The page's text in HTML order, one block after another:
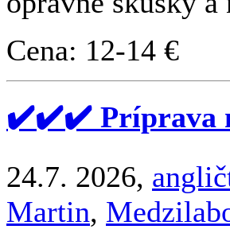
Cena: 12-14 €
✔️✔️✔️ Príprava
24.7. 2026,
Martin,